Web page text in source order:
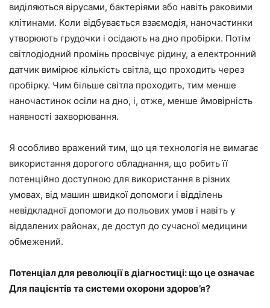
виділяються вірусами, бактеріями або навіть раковими
клітинами. Коли відбувається взаємодія, наночастинки
утворюють грудочки і осідають на дно пробірки. Потім
світлодіодний промінь просвічує рідину, а електронний
датчик вимірює кількість світла, що проходить через
пробірку. Чим більше світла проходить, тим менше
наночастинок осіли на дно, і, отже, менше ймовірність
наявності захворювання.
Я особливо вражений тим, що ця технологія не вимагає
використання дорогого обладнання, що робить її
потенційно доступною для використання в різних
умовах, від машин швидкої допомоги і відділень
невідкладної допомоги до польових умов і навіть у
віддалених районах, де доступ до сучасної медицини
обмежений.
Потенціал для революції в діагностиці: що це означає
Для пацієнтів та системи охорони здоров’я?